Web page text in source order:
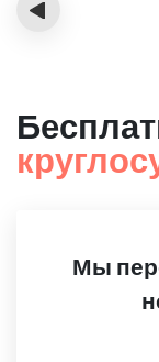
‹
Мы